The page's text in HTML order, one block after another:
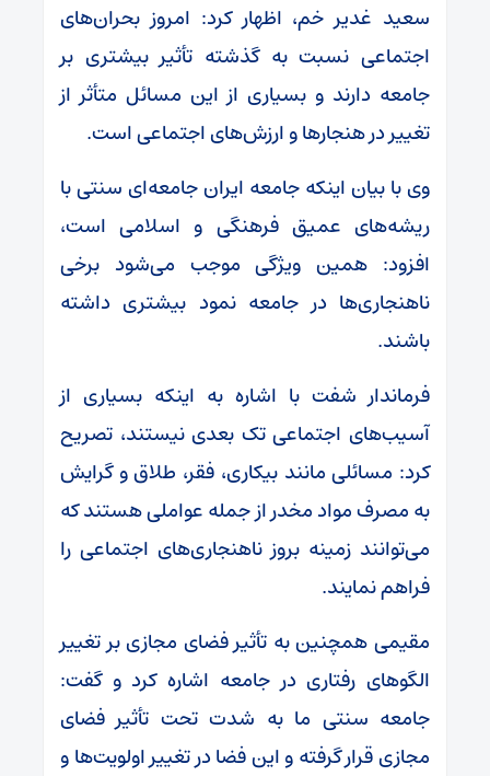
سعید غدیر خم، اظهار کرد: امروز بحران‌های
اجتماعی نسبت به گذشته تأثیر بیشتری بر
جامعه دارند و بسیاری از این مسائل متأثر از
تغییر در هنجارها و ارزش‌های اجتماعی است.
وی با بیان اینکه جامعه ایران جامعه‌ای سنتی با
ریشه‌های عمیق فرهنگی و اسلامی است،
افزود: همین ویژگی موجب می‌شود برخی
ناهنجاری‌ها در جامعه نمود بیشتری داشته
باشند.
فرماندار شفت با اشاره به اینکه بسیاری از
آسیب‌های اجتماعی تک‌ بعدی نیستند، تصریح
کرد: مسائلی مانند بیکاری، فقر، طلاق و گرایش
به مصرف مواد مخدر از جمله عواملی هستند که
می‌توانند زمینه بروز ناهنجاری‌های اجتماعی را
فراهم نمایند.
مقیمی همچنین به تأثیر فضای مجازی بر تغییر
الگوهای رفتاری در جامعه اشاره کرد و گفت:
جامعه سنتی ما به شدت تحت تأثیر فضای
مجازی قرار گرفته و این فضا در تغییر اولویت‌ها و